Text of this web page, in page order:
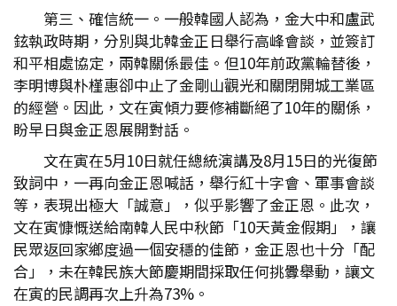
第三、確信統一。一般韓國人認為，金大中和盧武
鉉執政時期，分別與北韓金正日舉行高峰會談，並簽訂
和平相處協定，兩韓關係最佳。但10年前政黨輪替後，
李明博與朴槿惠卻中止了金剛山觀光和關閉開城工業區
的經營。因此，文在寅傾力要修補斷絕了10年的關係，
盼早日與金正恩展開對話。
文在寅在5月10日就任總統演講及8月15日的光復節
致詞中，一再向金正恩喊話，舉行紅十字會、軍事會談
等，表現出極大「誠意」，似乎影響了金正恩。此次，
文在寅慷慨送給南韓人民中秋節「10天黃金假期」，讓
民眾返回家鄉度過一個安穩的佳節，金正恩也十分「配
合」，未在韓民族大節慶期間採取任何挑釁舉動，讓文
在寅的民調再次上升為73%。